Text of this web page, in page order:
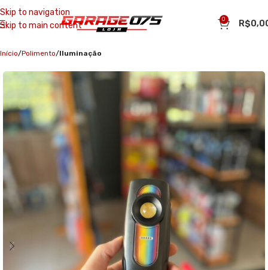
Skip to navigation
Skip to main content
0 R$
Início Polimento Iluminação